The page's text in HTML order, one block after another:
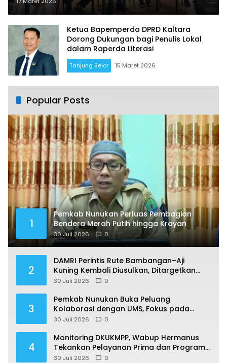
Ketua Bapemperda DPRD Kaltara
Dorong Dukungan bagi Penulis Lokal
dalam Raperda Literasi
Tanjung Selor 15 Maret 2026
Popular Posts
1
Pemkab Nunukan Perluas Pembagian
Bendera Merah Putih hingga Krayan
30 Juli 2026 0
2
DAMRI Perintis Rute Bambangan–Aji
Kuning Kembali Diusulkan, Ditargetkan
Mengaspal pada 2027
30 Juli 2026 0
3
Pemkab Nunukan Buka Peluang
Kolaborasi dengan UMS, Fokus pada
Penguatan Kawasan Perbatasan
30 Juli 2026 0
4
Monitoring DKUKMPP, Wabup Hermanus
Tekankan Pelayanan Prima dan Program
Berdampak
30 Juli 2026 0